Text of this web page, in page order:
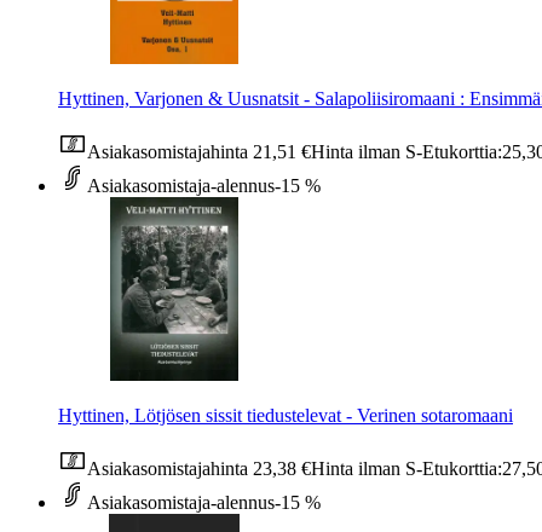
Hyttinen, Varjonen & Uusnatsit - Salapoliisiromaani :
Asiakasomistajahinta 21,51 €Hinta ilman S-Etukorttia:
Asiakasomistaja-alennus-15 %
Hyttinen, Lötjösen sissit tiedustelevat - Verinen sotaromaani
Asiakasomistajahinta 23,38 €Hinta ilman S-Etukorttia:
Asiakasomistaja-alennus-15 %